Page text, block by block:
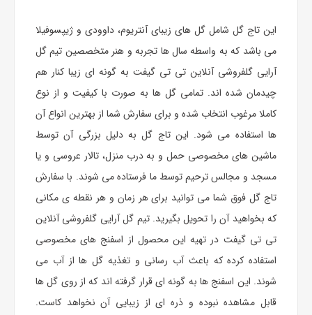
این تاج گل شامل گل های زیبای آنتریوم، داوودی و ژیپسوفیلا
می باشد که به واسطه سال ها تجربه و هنر متخصصین تیم گل
آرایی گلفروشی آنلاین تی تی گیفت به گونه ای زیبا کنار هم
چیدمان شده اند. تمامی گل ها به صورت با کیفیت و از نوع
کاملا مرغوب انتخاب شده و برای سفارش شما از بهترین انواع آن
ها استفاده می شود. این تاج گل به دلیل بزرگی آن توسط
ماشین های مخصوصی حمل و به درب منزل، تالار عروسی و یا
مسجد و مجالس ترحیم توسط ما فرستاده می شوند. با سفارش
تاج گل فوق شما می توانید برای هر زمان و هر نقطه ی مکانی
که بخواهید آن را تحویل بگیرید. تیم گل آرایی گلفروشی آنلاین
تی تی گیفت در تهیه این محصول از اسفنج های مخصوصی
استفاده کرده که باعث آب رسانی و تغذیه گل ها از آب می
شوند. این اسفنج ها به گونه ای قرار گرفته اند که از روی گل ها
قابل مشاهده نبوده و ذره ای از زیبایی آن نخواهد کاست.